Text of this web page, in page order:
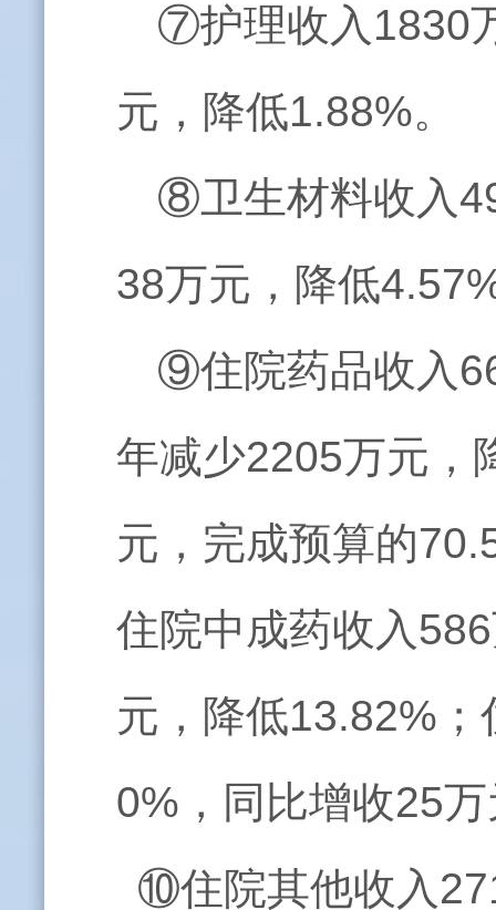
⑦护理收入1830
元，降低1.88%。
⑧卫生材料收入
38万元，降低
⑨住院药品收入
年减少2205万元，
元，完成预算的
住院中成药收入
元，降低13.82%
0%，同比增收25
⑩住院其他收入